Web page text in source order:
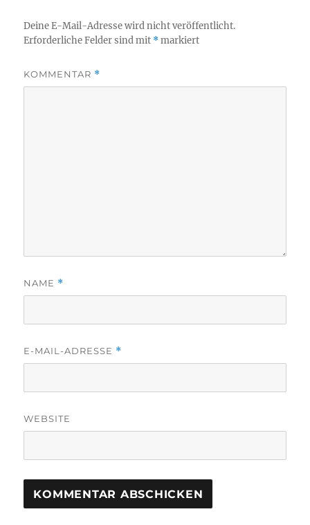
Deine E-Mail-Adresse wird nicht veröffentlicht.
Erforderliche Felder sind mit *markiert
KOMMENTAR *
NAME *
E-MAIL-ADRESSE *
WEBSITE